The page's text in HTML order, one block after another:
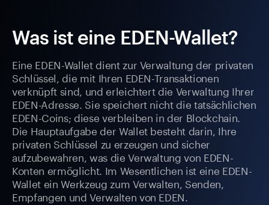
Was ist eine EDEN-Wallet?
Eine EDEN-Wallet dient zur Verwaltung der privaten
Schlüssel, die mit Ihren EDEN-Transaktionen
verknüpft sind, und erleichtert die Verwaltung Ihrer
EDEN-Adresse. Sie speichert nicht die tatsächlichen
EDEN-Coins; diese verbleiben in der Blockchain.
Die Hauptaufgabe der Wallet besteht darin, Ihre
privaten Schlüssel zu erzeugen und sicher
aufzubewahren, was die Verwaltung von EDEN-
Konten ermöglicht. Im Wesentlichen ist eine EDEN-
Wallet ein Werkzeug zum Verwalten, Senden,
Empfangen und Verwalten von EDEN.